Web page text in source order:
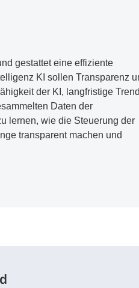
gestattet eine effiziente
KI sollen Transparenz
der KI, langfristige
Daten der
lernen, wie die Steuerung der
transparent machen und